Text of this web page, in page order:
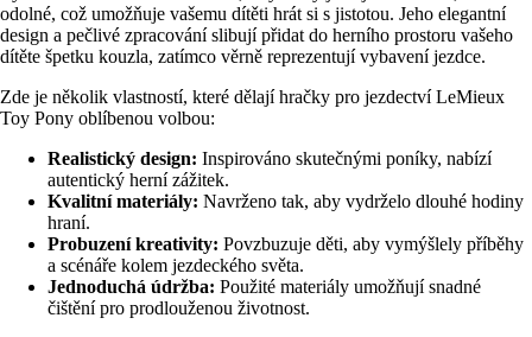
odolné, což umožňuje vašemu dítěti hrát si s jistotou. Jeho elegantní
design a pečlivé zpracování slibují přidat do herního prostoru vašeho
dítěte špetku kouzla, zatímco věrně reprezentují vybavení jezdce.
Zde je několik vlastností, které dělají hračky pro jezdectví LeMieux
Toy Pony oblíbenou volbou:
Realistický design: Inspirováno skutečnými poníky, nabízí
autentický herní zážitek.
Kvalitní materiály: Navrženo tak, aby vydrželo dlouhé hodiny
hraní.
Probuzení kreativity: Povzbuzuje děti, aby vymýšlely příběhy
a scénáře kolem jezdeckého světa.
Jednoduchá údržba: Použité materiály umožňují snadné
čištění pro prodlouženou životnost.